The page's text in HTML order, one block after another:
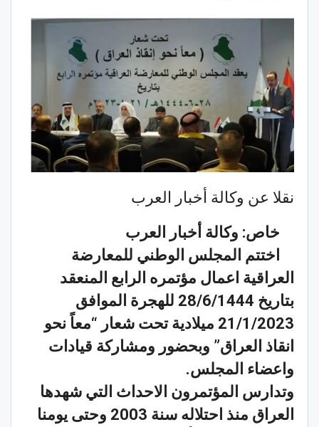
نقلا عن وكالة أخبار العرب
خاص: وكالة أخبار العرب
اختتم المجلس الوطني للمعارضة
العراقية اعمال مؤتمره الرابع المنعقد
بتاريخ 28/6/1444 للهجرة الموافق
21/1/2023 ميلادية تحت شعار “معاً نحو
انقاذ العراق” وبحضور ومشاركة قيادات
واعضاء المجلس.
وتدارس المؤتمرون الاحداث التي شهدها
العراق منذ احتلاله سنة 2003 وحتى يومنا